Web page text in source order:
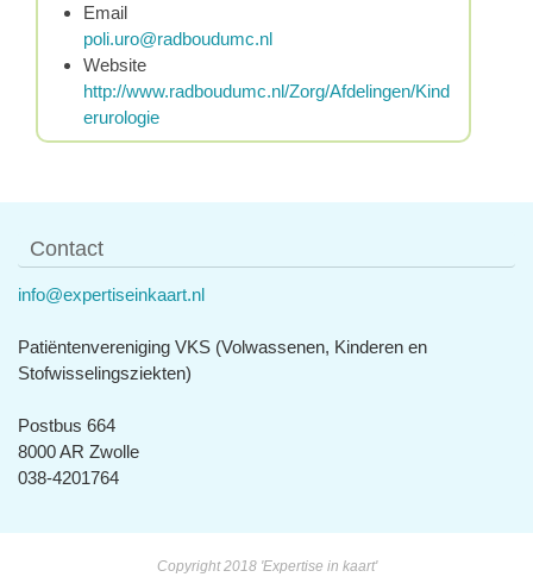
Email
poli.uro@radboudumc.nl
Website
http://www.radboudumc.nl/Zorg/Afdelingen/Kind
erurologie
Contact
info@expertiseinkaart.nl
Patiëntenvereniging VKS (Volwassenen, Kinderen en
Stofwisselingsziekten)
Postbus 664
8000 AR Zwolle
038-4201764
Copyright 2018 'Expertise in kaart'